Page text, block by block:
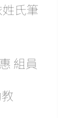
氏筆
組員